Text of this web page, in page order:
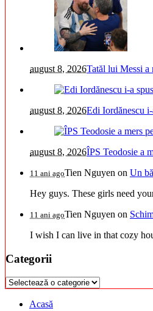
august 8, 2026Tatăl lui Messi a
august 8, 2026Edi Iordănescu
august 8, 2026ÎPS Teodosie a
11 ani agoTien Nguyen on Un
Hey guys. These girls need
11 ani agoTien Nguyen on
I wish I can live in that cozy
Categorii
Categorii
Acasă